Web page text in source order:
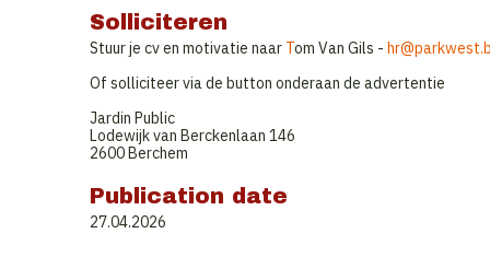
Solliciteren
Stuur je cv en motivatie naar Tom Van Gils -
Of solliciteer via de button onderaan de advertentie
Jardin Public
Lodewijk van Berckenlaan 146
2600 Berchem
Publication date
27.04.2026